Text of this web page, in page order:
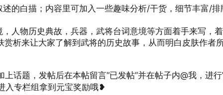
的白描；内容里可加入一些趣味分析/干货，细节丰富/排
人物历史典故，兵器，武将台词意境等方面着手来写，
析来让大家了解到武将的历史故事，从而明白皮肤作者
话题，发帖后在本帖留言“已发帖”并在帖子内@我，进
入专栏组拿到元宝奖励哦❥